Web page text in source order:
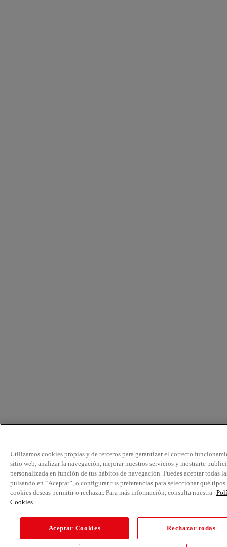
Utilizamos cookies propias y de terceros para garantizar el correcto
sitio web, analizar la navegación, mejorar nuestros servicios y mostrarte
personalizada en función de tus hábitos de navegación. Puedes aceptar todas
pulsando en “Aceptar”, o configurar tus preferencias para seleccionar qué tipos
cookies deseas permitir o rechazar. Para más información, consulta nuestra
Cookies
Aceptar Cookies Rechazar todas